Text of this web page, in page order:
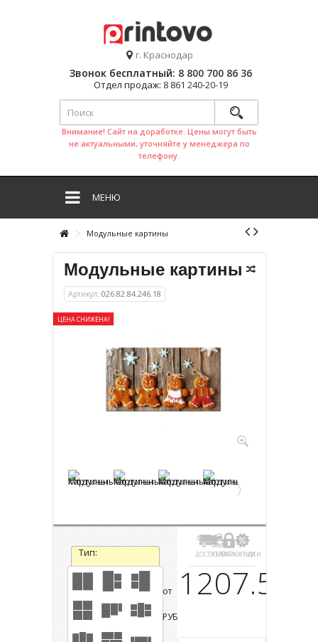
г. Краснодар
Звонок бесплатный: 8 800 700 86 36
Отдел продаж: 8 861 240-20-19
Внимание! Сайт на доработке. Цены могут быть
не актуальными, уточняйте у менеджера по
телефону.
МЕНЮ
Модульные картины
Тип: ДОСТАВКА
ОПЛАТАГАРАНТИИ
СКИДКИ
от 1207.5
РУБ
Модульные картины
Артикул: 026.82.84.246.18
ЦЕНА СНИЖЕНА!